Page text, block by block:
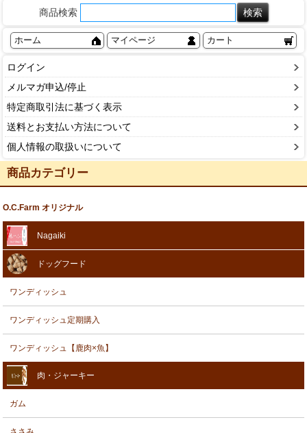
商品検索
ホーム マイページ カート
ログイン
メルマガ申込/停止
特定商取引法に基づく表示
送料とお支払い方法について
個人情報の取扱いについて
商品カテゴリー
O.C.Farm オリジナル
Nagaiki
ドッグフード
ワンディッシュ
ワンディッシュ定期購入
ワンディッシュ【鹿肉×魚】
肉・ジャーキー
ガム